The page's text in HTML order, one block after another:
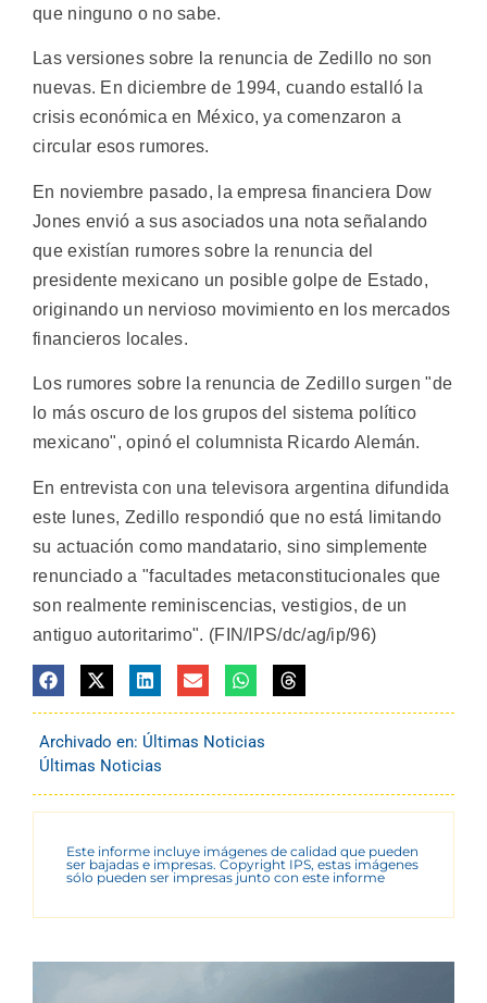
que ninguno o no sabe.
Las versiones sobre la renuncia de Zedillo no son
nuevas. En diciembre de 1994, cuando estalló la
crisis económica en México, ya comenzaron a
circular esos rumores.
En noviembre pasado, la empresa financiera Dow
Jones envió a sus asociados una nota señalando
que existían rumores sobre la renuncia del
presidente mexicano un posible golpe de Estado,
originando un nervioso movimiento en los mercados
financieros locales.
Los rumores sobre la renuncia de Zedillo surgen "de
lo más oscuro de los grupos del sistema político
mexicano", opinó el columnista Ricardo Alemán.
En entrevista con una televisora argentina difundida
este lunes, Zedillo respondió que no está limitando
su actuación como mandatario, sino simplemente
renunciado a "facultades metaconstitucionales que
son realmente reminiscencias, vestigios, de un
antiguo autoritarimo". (FIN/IPS/dc/ag/ip/96)
Archivado en: Últimas Noticias
Últimas Noticias
Este informe incluye imágenes de calidad que pueden
ser bajadas e impresas. Copyright IPS, estas imágenes
sólo pueden ser impresas junto con este informe